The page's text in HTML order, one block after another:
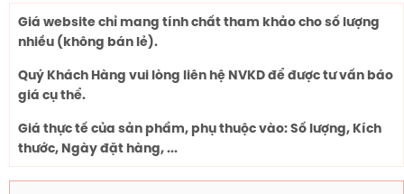
Giá website chỉ mang tính chất tham khảo cho số lượng
nhiều (không bán lẻ).
Quý Khách Hàng vui lòng liên hệ NVKD để được tư vấn báo
giá cụ thể.
Giá thực tế của sản phẩm, phụ thuộc vào: Số lượng, Kích
thước, Ngày đặt hàng, ...